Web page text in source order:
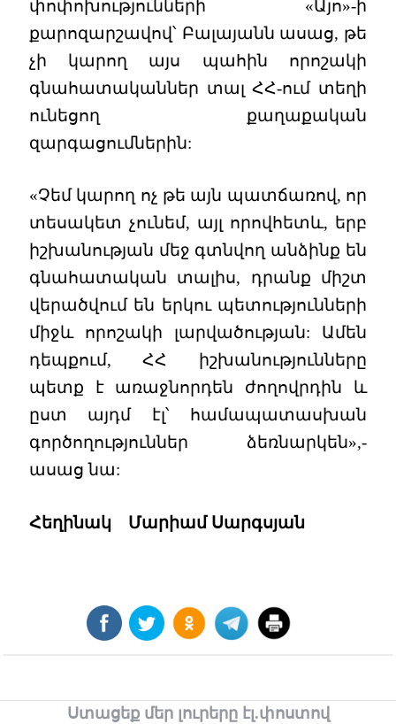
փոփոխությունների «Այո»-ի
քարոզարշավով՝ Բալայանն ասաց, թե
չի կարող այս պահին որոշակի
գնահատականներ տալ ՀՀ-ում տեղի
ունեցող քաղաքական
զարգացումներին:
«Չեմ կարող ոչ թե այն պատճառով, որ
տեսակետ չունեմ, այլ որովհետև, երբ
իշխանության մեջ գտնվող անձինք են
գնահատական տալիս, դրանք միշտ
վերածվում են երկու պետությունների
միջև որոշակի լարվածության: Ամեն
դեպքում, ՀՀ իշխանությունները
պետք է առաջնորդեն ժողովրդին և
ըստ այդմ էլ՝ համապատասխան
գործողություններ ձեռնարկեն»,-
ասաց նա:
Հեղինակ Մարիամ Սարգսյան
Ստացեք մեր լուրերը էլ.փոստով